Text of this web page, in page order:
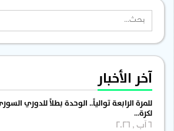
آخر الأخبار
للمرة الرابعة توالياً.. الوحدة بطلاً للدوري السوري
لكرة…